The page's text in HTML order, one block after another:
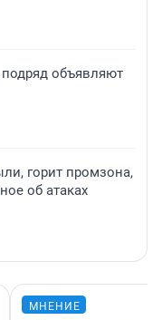
объявляют
горит промзона,
об атаках
МНЕНИЕ